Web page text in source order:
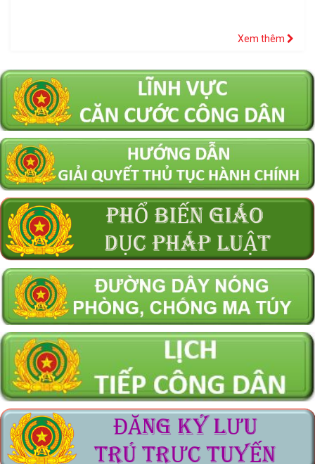
Thông báo về việc thẩm định giá tài sản là tang vật, phương
tiện vi phạm hành chính bị tịch thu
Cơ quan Cảnh sát điều tra Công an tỉnh Tây Ninh: Tìm bị hại
trong vụ án Lừa đảo chiếm đoạt tài sản, xảy ra tại xã Mỹ An,
tỉnh Tây Ninh
Thông báo chiêu sinh học sinh bậc Tiểu học và Trung học cơ
sở vào Trường Văn hóa CAND năm học 2026 – 2027.
Thông báo về việc bán tài sản được xác lập quyền sở hữu toàn
dân theo hình thức chỉ định
Thông báo lịch tiếp công dân định kỳ và thường xuyên tại Địa
điểm tiếp công dân Công an tỉnh
Thông báo về việc lựa chọn tổ chức hành nghề đấu giá tài sản
Thông báo Kết luận thanh tra việc chấp hành các quy định
pháp luật về quản lý một số ngành, nghề đầu tư kinh doanh có
điều kiện về an ninh, trật tự đối với cơ sở kinh doanh có điều
kiện về an ninh, trật tự
Thông báo về việc thay đổi địa điểm tiếp nhận và trả kết quả
giải quyết thủ tục hành chính lĩnh vực cấp Phiếu lý lịch tư pháp
Xem thêm